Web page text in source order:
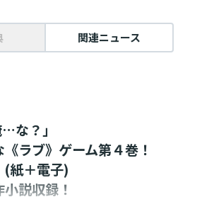
関連ニュース
な？」
ラブ》ゲーム第４巻！
(紙＋電子)
説収録！